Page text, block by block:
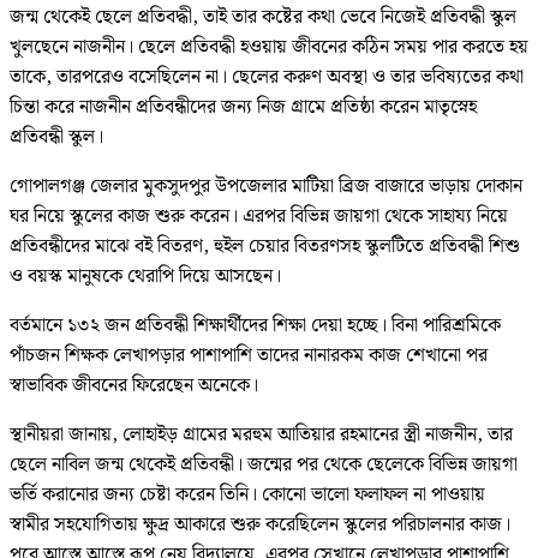
জন্ম থেকেই ছেলে প্রতিবদ্ধী, তাই তার কষ্টের কথা ভেবে নিজেই প্রতিবদ্ধী স্কুল
খুলছেনে নাজনীন। ছেলে প্রতিবদ্ধী হওয়ায় জীবনের কঠিন সময় পার করতে হয়
তাকে, তারপরেও বসেছিলেন না। ছেলের করুণ অবস্থা ও তার ভবিষ্যতের কথা
চিন্তা করে নাজনীন প্রতিবন্ধীদের জন্য নিজ গ্রামে প্রতিষ্ঠা করেন মাতৃস্নেহ
প্রতিবন্ধী স্কুল।
গোপালগঞ্জ জেলার মুকসুদপুর উপজেলার মাটিয়া ব্রিজ বাজারে ভাড়ায় দোকান
ঘর নিয়ে স্কুলের কাজ শুরু করেন। এরপর বিভিন্ন জায়গা থেকে সাহায্য নিয়ে
প্রতিবন্ধীদের মাঝে বই বিতরণ, হুইল চেয়ার বিতরণসহ স্কুলটিতে প্রতিবদ্ধী শিশু
ও বয়স্ক মানুষকে থেরাপি দিয়ে আসছেন।
বর্তমানে ১৩২ জন প্রতিবন্ধী শিক্ষার্থীদের শিক্ষা দেয়া হচ্ছে। বিনা পারিশ্রমিকে
পাঁচজন শিক্ষক লেখাপড়ার পাশাপাশি তাদের নানারকম কাজ শেখানো পর
স্বাভাবিক জীবনের ফিরেছেন অনেকে।
স্থানীয়রা জানায়, লোহাইড় গ্রামের মরহুম আতিয়ার রহমানের স্ত্রী নাজনীন, তার
ছেলে নাবিল জন্ম থেকেই প্রতিবন্ধী। জন্মের পর থেকে ছেলেকে বিভিন্ন জায়গা
ভর্তি করানোর জন্য চেষ্টা করেন তিনি। কোনো ভালো ফলাফল না পাওয়ায়
স্বামীর সহযোগিতায় ক্ষুদ্র আকারে শুরু করেছিলেন স্কুলের পরিচালনার কাজ।